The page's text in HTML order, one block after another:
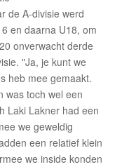
de A-divisie werd
en daarna U18, om
onverwacht derde
"Ja, je kunt we
heb mee gemaakt.
was toch wel een
Laki Lakner had een
we geweldig
een relatief klein
we inside konden